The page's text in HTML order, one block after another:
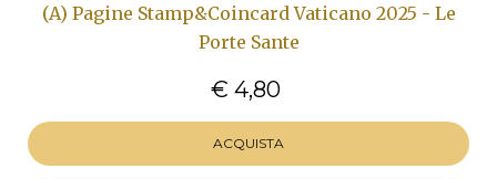
(A) Pagine Stamp&Coincard Vaticano 2025 - Le
Porte Sante
€ 4,80
ACQUISTA